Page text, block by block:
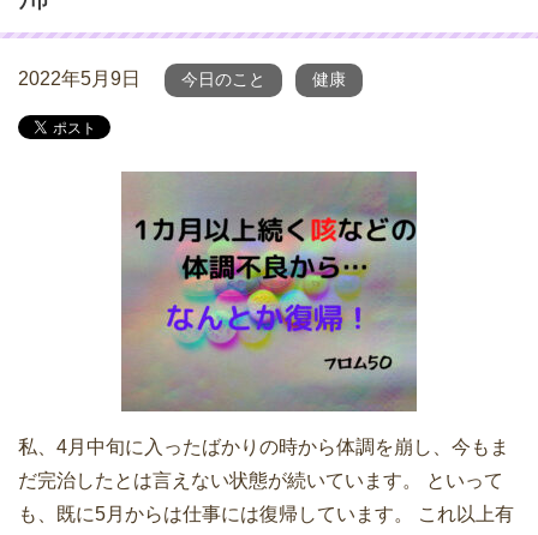
2022年5月9日 今日のこと 健康
私、4月中旬に入ったばかりの時から体調を崩し、今もま
だ完治したとは言えない状態が続いています。 といって
も、既に5月からは仕事には復帰しています。 これ以上有